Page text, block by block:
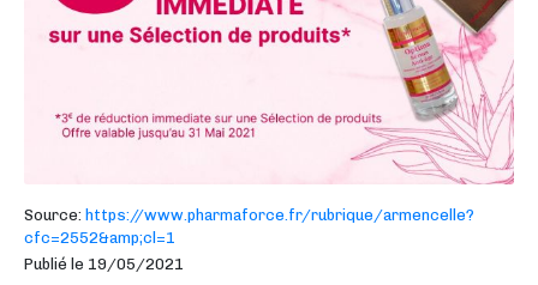
Source: https://www.pharmaforce.fr/rubrique/armencelle?
cfc=2552&amp;cl=1
Publié le 19/05/2021